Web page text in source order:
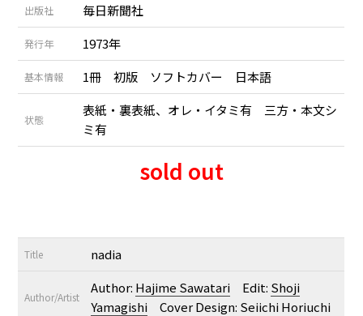
出版社 毎日新聞社
発行年 1973年
基本情報 1冊 初版 ソフトカバー 日本語
状態
表紙・裏表紙、オレ・イタミ有 三方・本文シ
ミ有
sold out
Title nadia
Author/Artist
Author: Hajime Sawatari Edit: Shoji
Yamagishi Cover Design: Seiichi Horiuchi